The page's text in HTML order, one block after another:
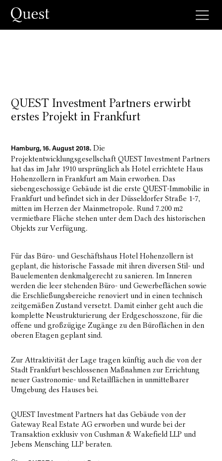
QUEST Investment Partners erwirbt
erstes Projekt in Frankfurt
Hamburg, 16. August 2018. Die
Projektentwicklungsgesellschaft QUEST Investment Partners
hat das im Jahr 1910 ursprünglich als Hotel errichtete Haus
Hohenzollern in Frankfurt am Main erworben. Das
siebengeschossige Gebäude ist die erste QUEST-Immobilie in
Frankfurt und befindet sich in der Düsseldorfer Straße 1-7,
mitten im Herzen der Mainmetropole. Rund 7.200 m2
vermietbare Fläche stehen unter dem Dach des historischen
Objekts zur Verfügung.
Für das Büro- und Geschäftshaus Hotel Hohenzollern ist
geplant, die historische Fassade mit ihren diversen Stil- und
Bauelementen denkmalgerecht zu sanieren. Im Inneren
werden die leer stehenden Büro- und Gewerbeflächen sowie
die Erschließungsbereiche renoviert und in einen technisch
zeitgemäßen Zustand versetzt. Damit einher geht auch die
komplette Neustrukturierung der Erdgeschosszone, für die
offene und großzügige Zugänge zu den Büroflächen in den
oberen Etagen geplant sind.
Zur Attraktivität der Lage tragen künftig auch die von der
Stadt Frankfurt beschlossenen Maßnahmen zur Errichtung
neuer Gastronomie- und Retailflächen in unmittelbarer
Umgebung des Hauses bei.
QUEST Investment Partners hat das Gebäude von der
Gateway Real Estate AG erworben und wurde bei der
Transaktion exklusiv von Cushman & Wakefield LLP und
Jebens Mensching LLP beraten.